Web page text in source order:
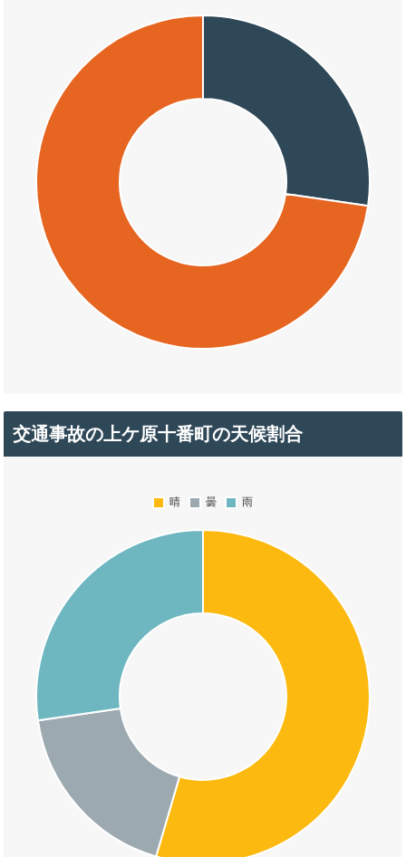
交通事故の上ケ原十番町の天候割合